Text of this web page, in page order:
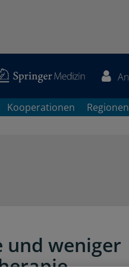
Kooperationen Regionen
und weniger